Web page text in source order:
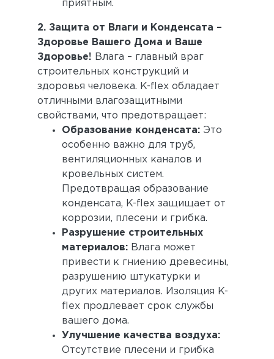
приятным.
2. Защита от Влаги и Конденсата –
Здоровье Вашего Дома и Ваше
Здоровье! Влага – главный враг
строительных конструкций и
здоровья человека. K-flex обладает
отличными влагозащитными
свойствами, что предотвращает:
Образование конденсата: Это
особенно важно для труб,
вентиляционных каналов и
кровельных систем.
Предотвращая образование
конденсата, K-flex защищает от
коррозии, плесени и грибка.
Разрушение строительных
материалов: Влага может
привести к гниению древесины,
разрушению штукатурки и
других материалов. Изоляция K-
flex продлевает срок службы
вашего дома.
Улучшение качества воздуха:
Отсутствие плесени и грибка